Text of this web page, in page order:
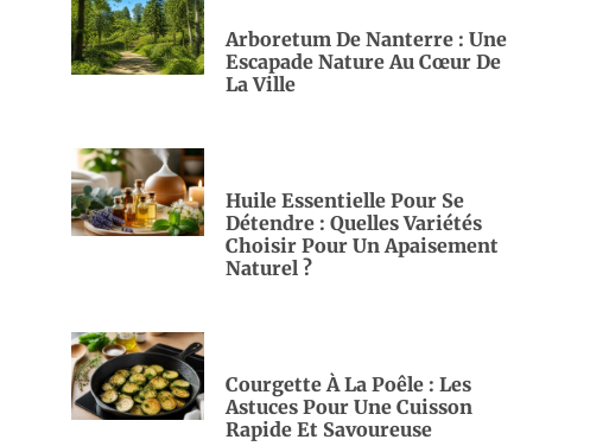
Arboretum De Nanterre : Une
Escapade Nature Au Cœur De
La Ville
Huile Essentielle Pour Se
Détendre : Quelles Variétés
Choisir Pour Un Apaisement
Naturel ?
Courgette À La Poêle : Les
Astuces Pour Une Cuisson
Rapide Et Savoureuse